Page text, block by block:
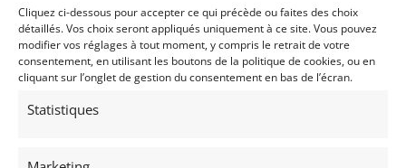
Cliquez ci-dessous pour accepter ce qui précède ou faites des choix
détaillés. Vos choix seront appliqués uniquement à ce site. Vous pouvez
modifier vos réglages à tout moment, y compris le retrait de votre
consentement, en utilisant les boutons de la politique de cookies, ou en
cliquant sur l’onglet de gestion du consentement en bas de l’écran.
Statistiques
PORSCHE 911 3.2 « RS REPLICA » (1984)[VENDU]
HUY (BELGIQUE)
1 juillet 2022
1 706 vues
Vends Porsche 911 carrera 3.2 Configurée RS REPLICA. État
d’exception. Plus de photos sur notre site
www.myvintage.be